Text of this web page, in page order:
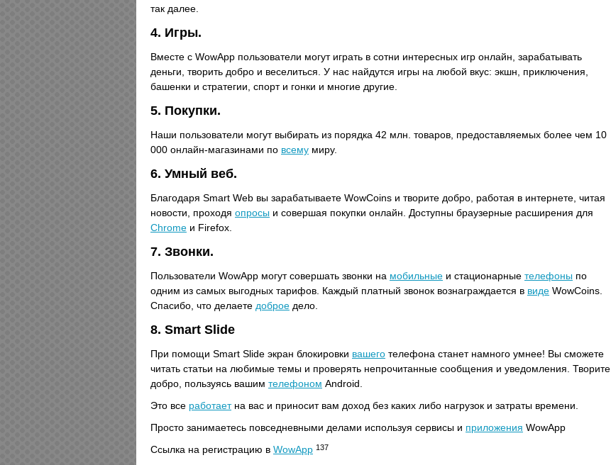
так далее.
4. Игры.
Вместе с WowApp пользователи могут играть в сотни интересных игр онлайн, зарабатывать
деньги, творить добро и веселиться. У нас найдутся игры на любой вкус: экшн, приключения,
башенки и стратегии, спорт и гонки и многие другие.
5. Покупки.
Наши пользователи могут выбирать из порядка 42 млн. товаров, предоставляемых более чем 10
000 онлайн-магазинами по всему миру.
6. Умный веб.
Благодаря Smart Web вы зарабатываете WowCoins и творите добро, работая в интернете, читая
новости, проходя опросы и совершая покупки онлайн. Доступны браузерные расширения для
Chrome и Firefox.
7. Звонки.
Пользователи WowApp могут совершать звонки на мобильные и стационарные телефоны по
одним из самых выгодных тарифов. Каждый платный звонок вознаграждается в виде WowCoins.
Спасибо, что делаете доброе дело.
8. Smart Slide
При помощи Smart Slide экран блокировки вашего телефона станет намного умнее! Вы сможете
читать статьи на любимые темы и проверять непрочитанные сообщения и уведомления. Творите
добро, пользуясь вашим телефоном Android.
Это все работаетна вас и приносит вам доход без каких либо нагрузок и затраты времени.
Просто занимаетесь повседневными делами используя сервисы и приложения WowApp
Ссылка на регистрацию в WowApp 137